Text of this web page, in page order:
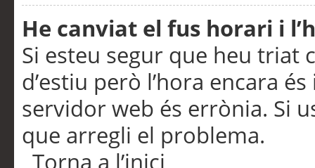
He canviat el fus horari i
Si esteu segur que heu triat
d’estiu però l’hora encara
servidor web és errònia. Si
que arregli el problema.
Torna a l’inici